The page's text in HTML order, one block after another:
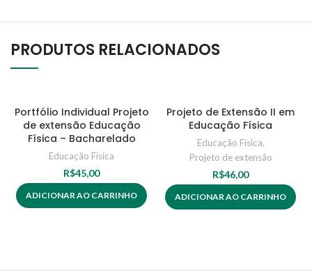
PRODUTOS RELACIONADOS
Portfólio Individual Projeto
de extensão Educação
Física – Bacharelado
Educação Física
R$45,00
ADICIONAR AO CARRINHO
Projeto de Extensão II em
Educação Física
Educação Física,
Projeto de extensão
R$46,00
ADICIONAR AO CARRINHO